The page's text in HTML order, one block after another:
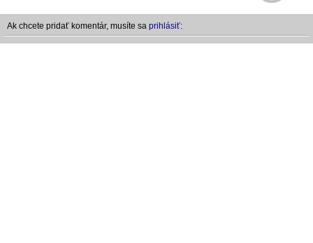
Ak chcete pridať komentár, musíte sa prihlásiť: